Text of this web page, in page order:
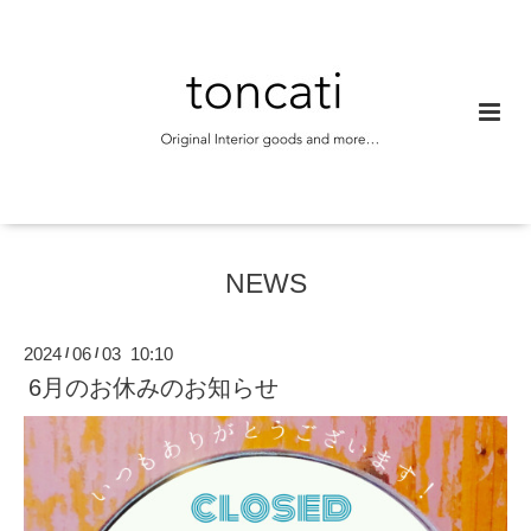
NEWS
2024 /06 /03 10:10
6月のお休みのお知らせ